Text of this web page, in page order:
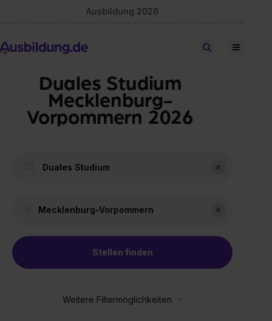
Ausbildung 2026
Stellen finden
Duales Studium
Mecklenburg-
Vorpommern 2026
Stellen finden